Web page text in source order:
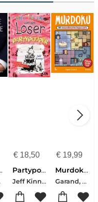
€ 18,50
Partypooper
Jeff Kinney
€ 19,99
Murdoku - Terug In De Tijd
Garand, Manuel